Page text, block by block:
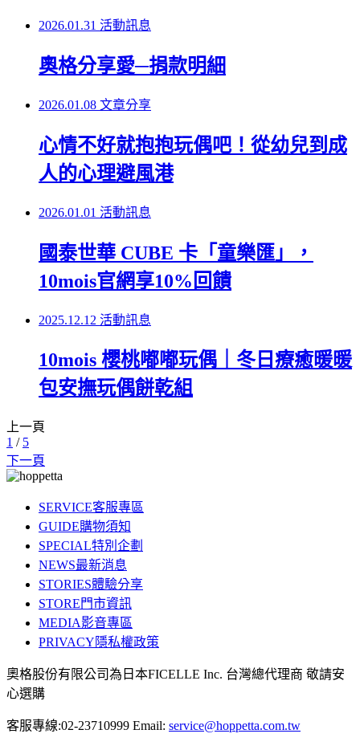
2026.01.31 活動訊息
奧格分享愛─捐款明細
2026.01.08 文章分享
心情不好就抱抱玩偶吧！從幼兒到成
人的心理避風港
2026.01.01 活動訊息
國泰世華 CUBE 卡「童樂匯」，
10mois官網享10%回饋
2025.12.12 活動訊息
10mois 櫻桃嘟嘟玩偶｜冬日療癒暖暖
包安撫玩偶餅乾組
上一頁
1 / 5
下一頁
SERVICE客服專區
GUIDE購物須知
SPECIAL特別企劃
NEWS最新消息
STORIES體驗分享
STORE門市資訊
MEDIA影音專區
PRIVACY隱私權政策
奧格股份有限公司為日本FICELLE Inc. 台灣總代理商 敬請安
心選購
客服專線:02-23710999 Email: service@hoppetta.com.tw